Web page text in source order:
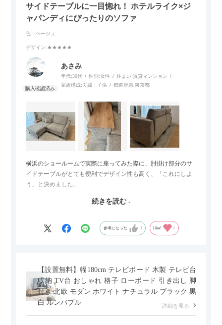
サイドテーブルに一目惚れ！ ホテルライク×ジ
ャパンディにぴったりのソファ
色：ベージュ
デザイン:★★★★★
あさみ
年代:30代 性別:女性 住まい:賃貸マンション
家族構成:夫婦・子供 都道府県:東京都
横浜のショールームで実際に座ってみた際に、肘掛け部分のサ
イドテーブルがとても便利でデザイン性も高く、「これにしよ
う」と決めました。
サイズは2.5人掛けですが、幅184cmとコンパクトなので圧迫感
グとのバランスもぴったりで、リビング全体がすっきり見えま
ないのもお気に入りのポイントです。さらに、わが家はソファ
の後ろ側を通ることも多い間取りなので、背面まできれいに仕
上げられているデザインも気に入っています。どの角度から見
ても美しく、空間の印象を損ないません。
続きを読む
参考になった Like!
【設置無料】幅180cm テレビボード 木製 テレビ台
収納 TV台 おしゃれ 格子 ローボード 引き出し 脚
付き 北欧 モダン ホワイト ナチュラル ブラック 黒
白 ルンバブル
詳細を見る